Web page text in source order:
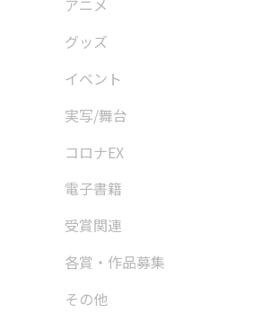
アニメ
グッズ
イベント
実写/舞台
コロナEX
電子書籍
受賞関連
各賞・作品募集
その他